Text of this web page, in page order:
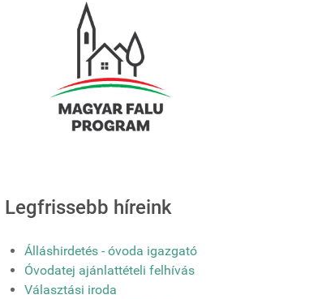
Legfrissebb híreink
Álláshirdetés - óvoda igazgató
Óvodatej ajánlattételi felhívás
Választási iroda